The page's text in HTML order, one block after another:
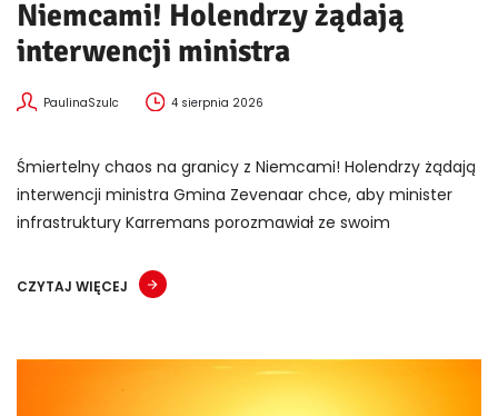
Niemcami! Holendrzy żądają
interwencji ministra
PaulinaSzulc 4 sierpnia 2026
Śmiertelny chaos na granicy z Niemcami! Holendrzy żądają
interwencji ministra Gmina Zevenaar chce, aby minister
infrastruktury Karremans porozmawiał ze swoim
CZYTAJ WIĘCEJ